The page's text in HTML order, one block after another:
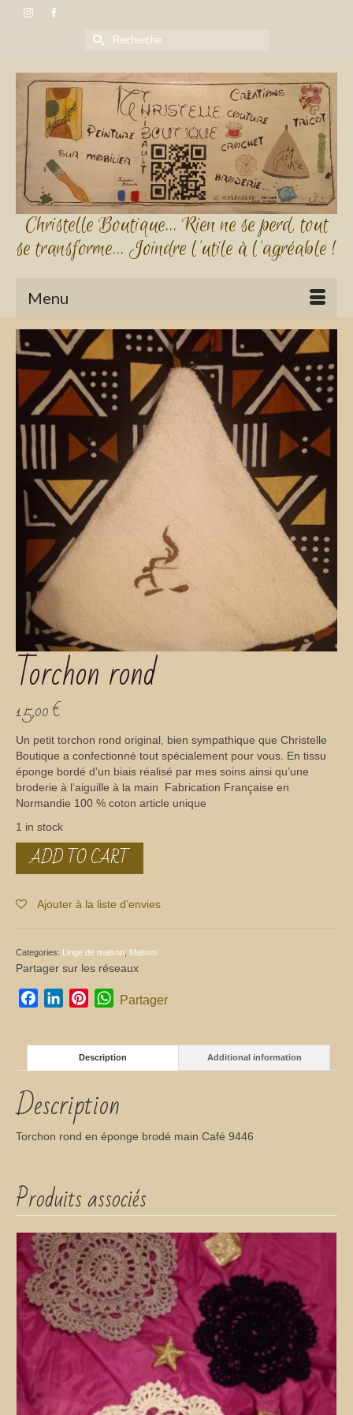
Rechercher :
Christelle Boutique... Rien ne se perd, tout
se transforme... Joindre l'utile à l'agréable !
Menu
Torchon rond
15,00€
Un petit torchon rond original, bien sympathique que Christelle
Boutique a confectionné tout spécialement pour vous. En tissu
éponge bordé d’un biais réalisé par mes soins ainsi qu’une
broderie à l’aiguille à la main Fabrication Française en
Normandie 100 % coton article unique
1 in stock
Torchon
rondADD TO CART
Ajouter à la liste d’envies
Categories: Linge de maison Maison
Partager sur les réseaux
FacebookLinkedInPinterestWhatsApp
Partager
Description Additional information
Description
Torchon rond en éponge brodé main Café 9446
Produits associés